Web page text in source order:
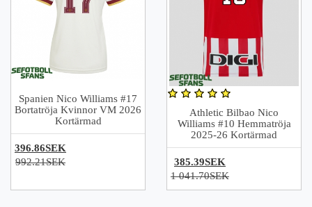
Spanien Nico Williams #17
Bortatröja Kvinnor VM 2026
Kortärmad
396.86SEK
992.21SEK
Athletic Bilbao Nico
Williams #10 Hemmatröja
2025-26 Kortärmad
385.39SEK
1 041.70SEK